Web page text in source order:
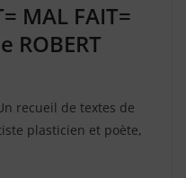
MAL FAIT=
ROBERT
recueil de textes de
plasticien et poète,